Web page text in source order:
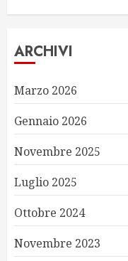
ARCHIVI
Marzo 2026
Gennaio 2026
Novembre 2025
Luglio 2025
Ottobre 2024
Novembre 2023